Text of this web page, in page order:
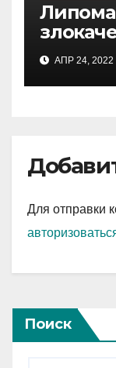
какАПР 24, 2022
Для отправки
Поиск